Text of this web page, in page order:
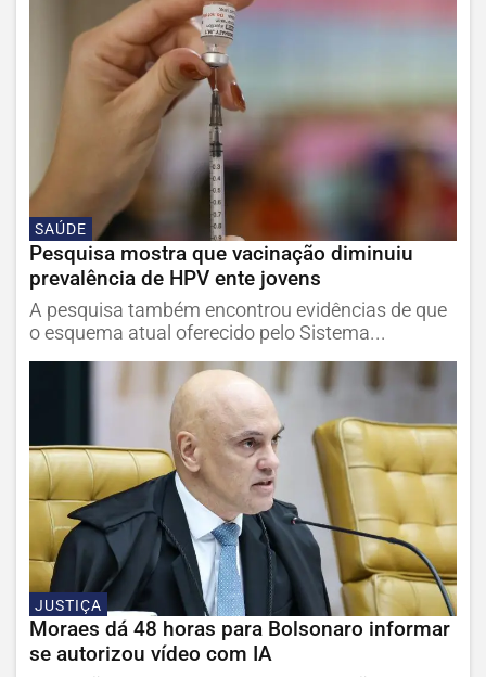
SAÚDE
Pesquisa mostra que vacinação diminuiu
prevalência de HPV ente jovens
A pesquisa também encontrou evidências de que
o esquema atual oferecido pelo Sistema...
JUSTIÇA
Moraes dá 48 horas para Bolsonaro informar
se autorizou vídeo com IA